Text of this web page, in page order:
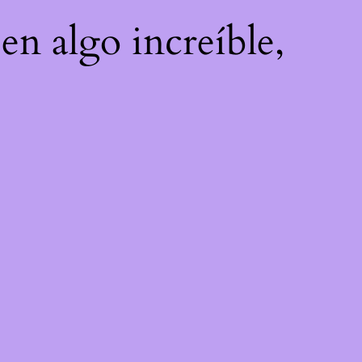
en algo increíble,